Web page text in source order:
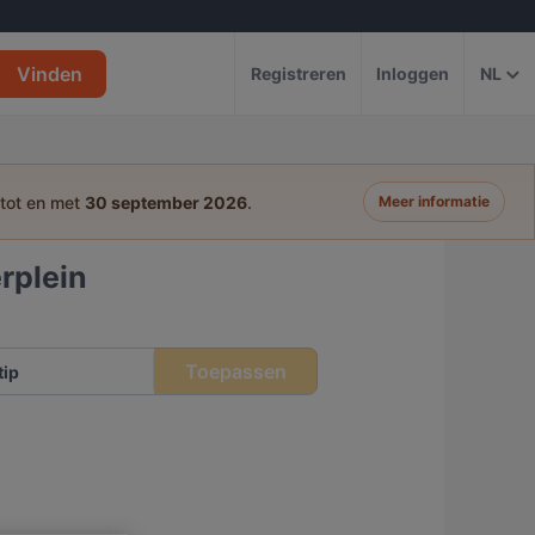
Vinden Registreren Inloggen NL
en met 30 september 2026. Meer informatie
Toepassen